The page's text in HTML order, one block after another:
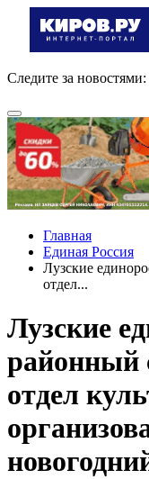
Следите за новостями:
Главная
Единая Россия
Лузские
отдел...
Лузские
районный
отдел